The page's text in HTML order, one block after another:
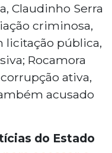
Claudinho Serra
criminosa,
licitação pública,
Rocamora
ativa,
acusado
do Estado